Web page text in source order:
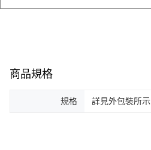
商品規格
規格 詳見外包裝所示